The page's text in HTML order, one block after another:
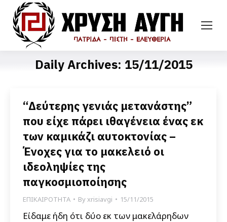
Daily Archives: 15/11/2015
“Δεύτερης γενιάς μετανάστης”
που είχε πάρει ιθαγένεια ένας εκ
των καμικάζι αυτοκτονίας –
Ένοχες για το μακελειό οι
ιδεοληψίες της
παγκοσμιοποίησης
ΕΠΙΚΑΙΡΟΤΗΤΑ Byxrisiavgi 15/11/2015
Είδαμε ήδη ότι δύο εκ των μακελάρηδων